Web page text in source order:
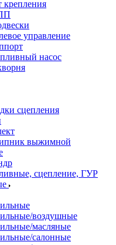
крепления
управление
насос
сцепления
выжимной
сцепление, ГУР
воздушные
масляные
салонные